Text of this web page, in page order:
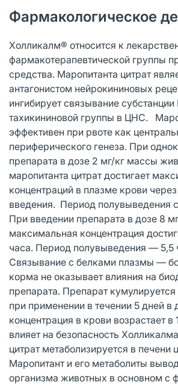
Фармакологическое
Холликалм® относится к
фармакотерапевтической группы
средства. Маропитанта цитрат
антагонистом нейрокининовых
ингибирует связывание
тахикининовой группы в ЦНС.
эффективен при рвоте как
периферического генеза. При
препарата в дозе 2 мг/кг массы
маропитанта цитрат достигает
концентраций в плазме крови
введения. Период полувыведения
При введении препарата в дозе 8
максимальная концентрация
часа. Период полувыведения — 5,5
Связывание с белками плазмы —
корма не оказывает влияния на
препарата. Препарат
при применении в течении 5 дней в
концентрация в крови возрастает в
влияет на безопасность
цитрат метаболизируется в
Маропитант и его метаболиты
организма животных в основном с